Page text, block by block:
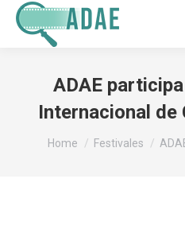
ADAE
Internacional de
You are here:
Home Festivales